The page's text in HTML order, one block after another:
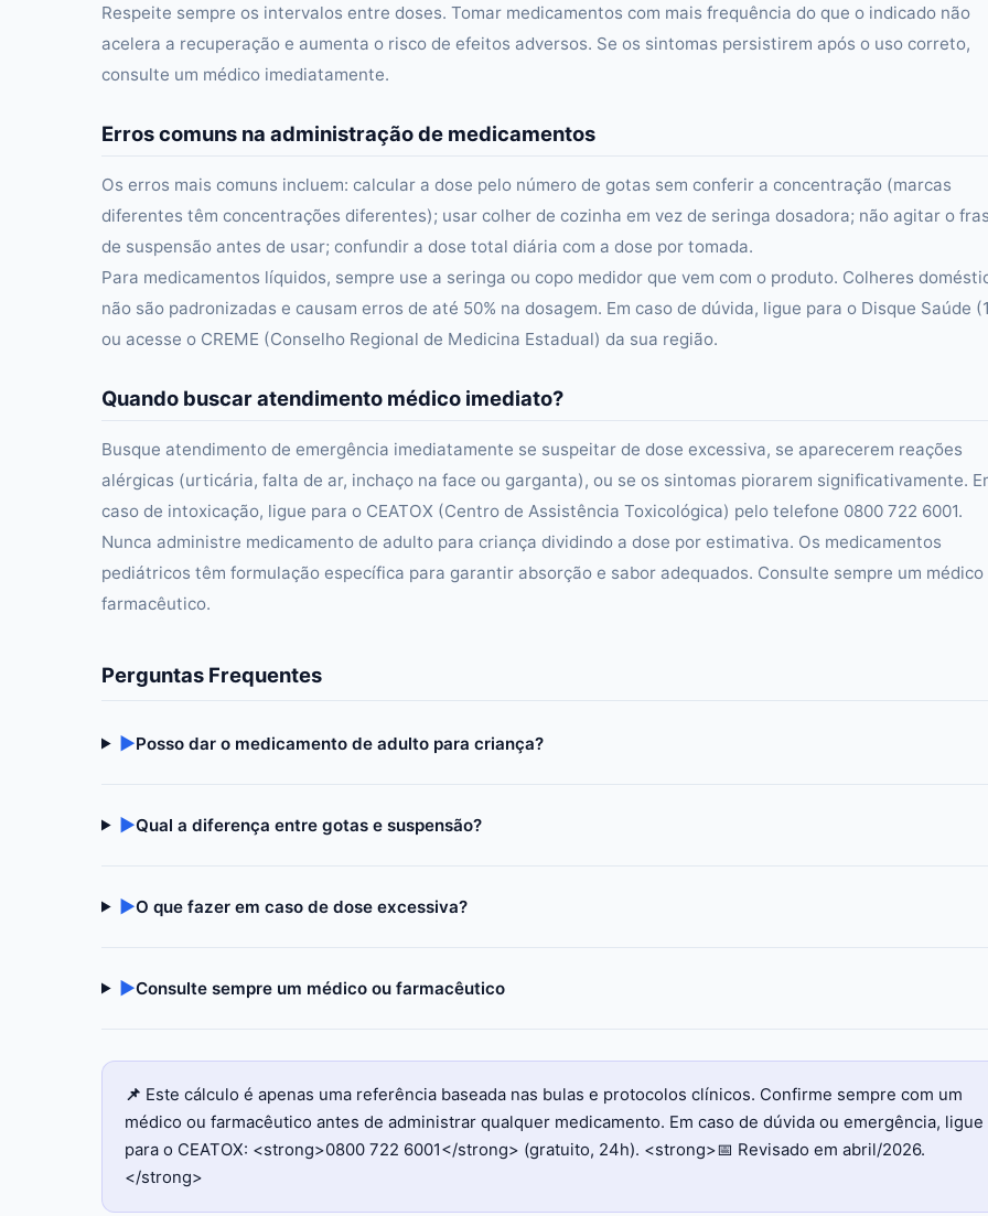
Respeite sempre os intervalos entre doses. Tomar medicamentos com mais frequência do que o indicado não
acelera a recuperação e aumenta o risco de efeitos adversos. Se os sintomas persistirem após o uso correto,
consulte um médico imediatamente.
Erros comuns na administração de medicamentos
Os erros mais comuns incluem: calcular a dose pelo número de gotas sem conferir a concentração (marcas
diferentes têm concentrações diferentes); usar colher de cozinha em vez de seringa dosadora; não agitar o
de suspensão antes de usar; confundir a dose total diária com a dose por tomada.
Para medicamentos líquidos, sempre use a seringa ou copo medidor que vem com o produto. Colheres
não são padronizadas e causam erros de até 50% na dosagem. Em caso de dúvida, ligue para o Disque Saúde
ou acesse o CREME (Conselho Regional de Medicina Estadual) da sua região.
Quando buscar atendimento médico imediato?
Busque atendimento de emergência imediatamente se suspeitar de dose excessiva, se aparecerem reações
alérgicas (urticária, falta de ar, inchaço na face ou garganta), ou se os sintomas piorarem significativamente.
caso de intoxicação, ligue para o CEATOX (Centro de Assistência Toxicológica) pelo telefone 0800 722 6001.
Nunca administre medicamento de adulto para criança dividindo a dose por estimativa. Os medicamentos
pediátricos têm formulação específica para garantir absorção e sabor adequados. Consulte sempre um médico
farmacêutico.
Perguntas Frequentes
▶Posso dar o medicamento de adulto para criança?
▶Qual a diferença entre gotas e suspensão?
▶O que fazer em caso de dose excessiva?
▶Consulte sempre um médico ou farmacêutico
📌 Este cálculo é apenas uma referência baseada nas bulas e protocolos clínicos. Confirme sempre com um
médico ou farmacêutico antes de administrar qualquer medicamento. Em caso de dúvida ou emergência, ligue
para o CEATOX: <strong>0800 722 6001</strong> (gratuito, 24h). <strong>📅 Revisado em abril/2026.
</strong>